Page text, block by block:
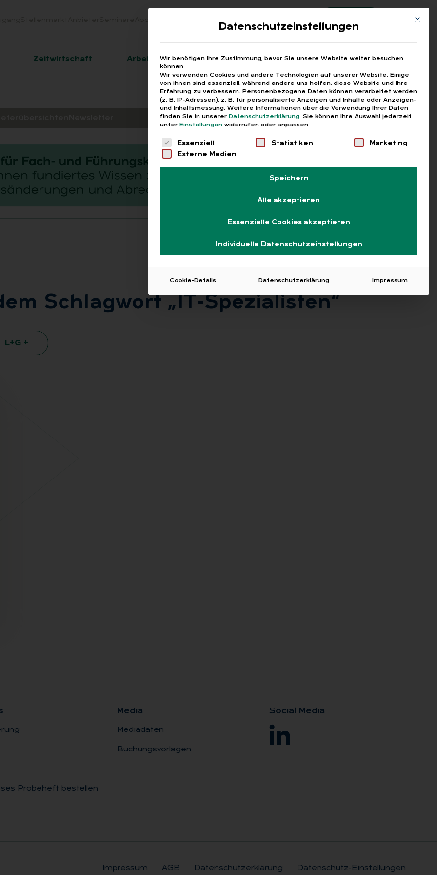
Suchen
Registrierung
Zeitwirtschaft Arbeitsrecht Fragen aus den ARGEn Printausgaben
Schlag­wort „IT-Spe­zia­lis­ten“
L+G +
Probeheft bestellen
Me­dia
Mediadaten
Buchungsvorlagen
So­ci­al Me­dia
Impressum AGB Datenschutzerklärung Datenschutz-Einstellungen
Mit
Datenschutzeinstellungen
Wir benötigen Ihre Zustimmung, bevor Sie unsere Website weiter besuchen
können.
Wir verwenden Cookies und andere Technologien auf unserer Website. Einige
von ihnen sind essenziell, während andere uns helfen, diese Website und Ihre
Erfahrung zu verbessern. Personenbezogene Daten können verarbeitet werden
(z. B. IP-Adressen), z. B. für personalisierte Anzeigen und Inhalte oder Anzeigen-
und Inhaltsmessung. Weitere Informationen über die Verwendung Ihrer Daten
finden Sie in unserer Datenschutzerklärung. Sie können Ihre Auswahl jederzeit
unter Einstellungen widerrufen oder anpassen.
Es folgt eine Liste der Service-Gruppen, für die eine
Essenziell Statistiken
Marketing
Externe Medien
Speichern
Alle akzeptieren
Essenzielle Cookies akzeptieren
Individuelle Datenschutzeinstellungen
Cookie-Details Datenschutzerklärung Impressum